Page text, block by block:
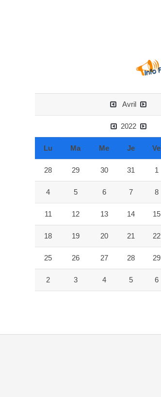
Avril
2022
Lu Ma Me Je Ve
28 29 30 31 1
4 5 6 7 8
11 12 13 14 15
18 19 20 21 22
25 26 27 28 29
2 3 4 5 6